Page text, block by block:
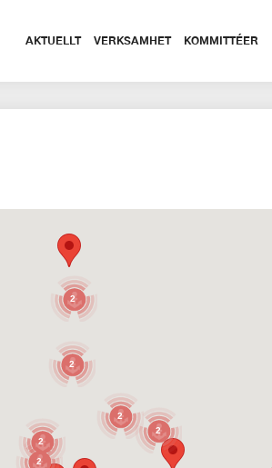
AKTUELLT VERKSAMHET KOMMITTÉER
2
2
2
2
2
2